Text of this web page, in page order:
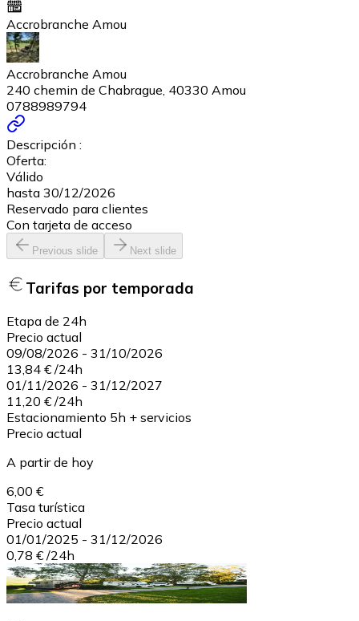
Accrobranche Amou
Accrobranche Amou
240 chemin de Chabrague, 40330 Amou
0788989794
Descripción :
Oferta:
Válido
hasta 30/12/2026
Reservado para clientes
Con tarjeta de acceso
Previous slide Next slide
Tarifas por temporada
Etapa de 24h
Precio actual
09/08/2026 - 31/10/2026
13,84 € /24h
01/11/2026 - 31/12/2027
11,20 € /24h
Estacionamiento 5h + servicios
Precio actual
A partir de hoy
6,00 €
Tasa turística
Precio actual
01/01/2025 - 31/12/2026
0,78 € /24h